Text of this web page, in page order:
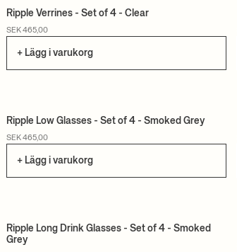
Ripple Verrines - Set of 4 - Clear
SEK 465,00
+ Lägg i varukorg
Ripple Low Glasses - Set of 4 - Smoked Grey
SEK 465,00
+ Lägg i varukorg
Ripple Long Drink Glasses - Set of 4 - Smoked
Grey